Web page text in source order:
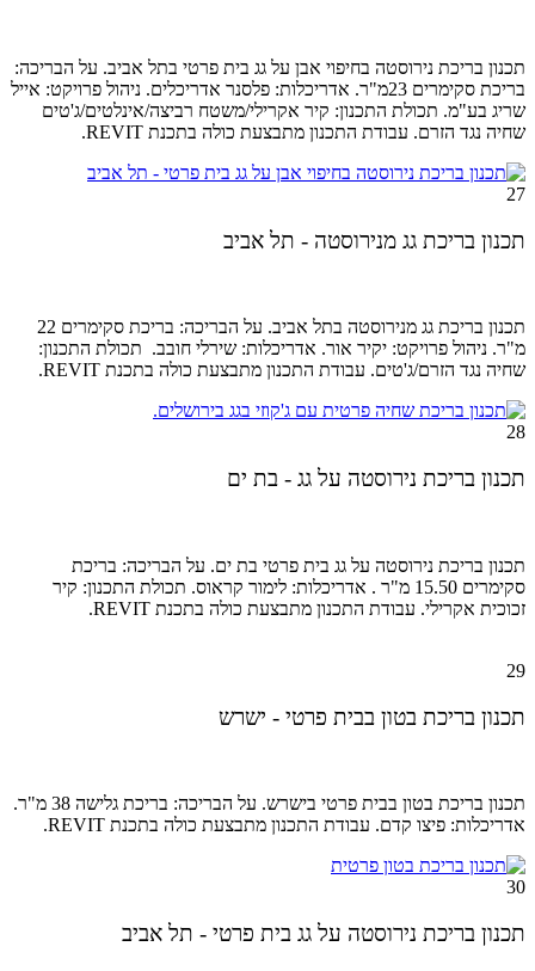
תכנון בריכת נירוסטה בחיפוי אבן על גג בית פרטי בתל אביב. על הבריכה:
בריכת סקימרים 23מ"ר. אדריכלות: פלסנר אדריכלים.
ניהול פרויקט: אייל
שריג בע"מ. תכולת התכנון: קיר אקרילי/משטח רביצה/אינלטים/ג'טים
שחיה נגד הזרם. עבודת התכנון מתבצעת כולה בתכנת REVIT.
27
תכנון בריכת גג מנירוסטה - תל אביב
תכנון בריכת גג מנירוסטה בתל אביב. על הבריכה: בריכת סקימרים 22
מ"ר. ניהול פרויקט: יקיר אור. אדריכלות: שירלי חובב. תכולת התכנון:
שחיה נגד הזרם/ג'טים. עבודת התכנון מתבצעת כולה בתכנת REVIT.
28
תכנון בריכת נירוסטה על גג - בת ים
תכנון בריכת נירוסטה על גג בית פרטי בת ים. על הבריכה: בריכת
סקימרים 15.50 מ"ר . אדריכלות: לימור קראוס. תכולת התכנון: קיר
זכוכית אקרילי. עבודת התכנון מתבצעת כולה בתכנת REVIT.
29
תכנון בריכת בטון בבית פרטי - ישרש
תכנון בריכת בטון בבית פרטי בישרש. על הבריכה: בריכת גלישה 38 מ"ר.
אדריכלות: פיצו קדם. עבודת התכנון מתבצעת כולה בתכנת REVIT.
30
תכנון בריכת נירוסטה על גג בית פרטי - תל אביב